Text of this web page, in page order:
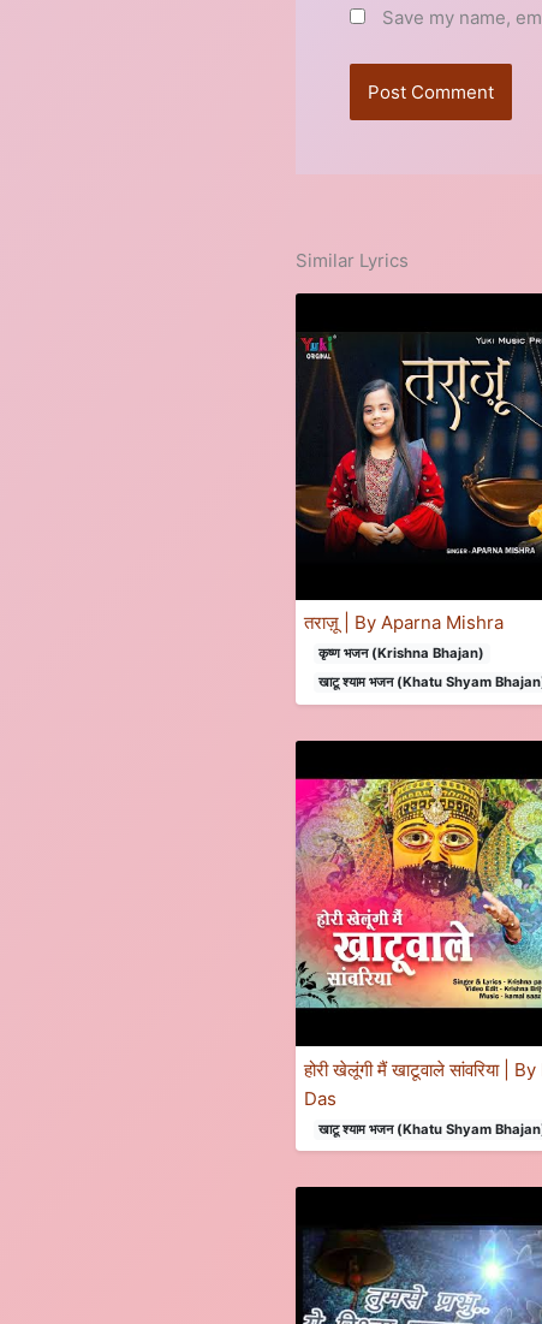
Save my name,
Similar Lyrics
तराज़ू | By Aparna Mishra
कृष्ण भजन (Krishna Bhajan)
खाटू श्याम भजन (Khatu Shyam
होरी खेलूंगी मैं खाटूवाले सांवरिया |
Das
खाटू श्याम भजन (Khatu Shyam